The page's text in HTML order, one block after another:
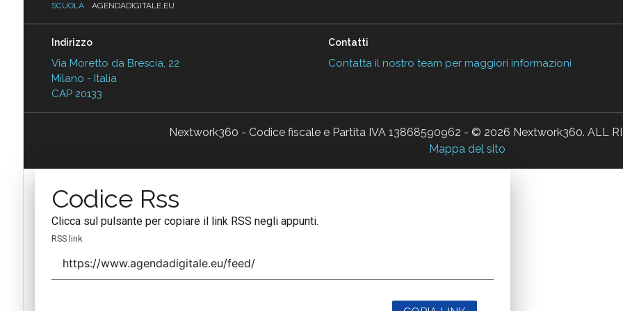
SCUOLA
AGENDADIGITALE.EU
Indirizzo
Via Moretto da Brescia, 22
Milano - Italia
CAP 20133
Contatti
Contatta il nostro team per maggiori informazioni
Nextwork360 - Codice fiscale e Partita IVA 13868590962 - © 2026 Nextwork360. ALL
Mappa del sito
Codice Rss
Clicca sul pulsante per copiare il link RSS negli appunti.
RSS link